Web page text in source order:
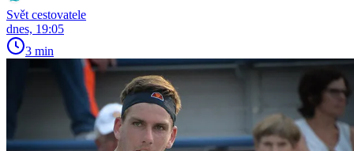
Svět cestovatele
dnes, 19:05
3 min